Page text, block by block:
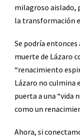
milagroso aislado,
la transformación
Se podría
muerte de Lázaro
“renacimiento
Lázaro no culmina
puerta a una “vida
como un
Ahora, si